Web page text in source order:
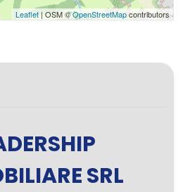
Leaflet| OSM ©OpenStreetMapcontributors
SRL